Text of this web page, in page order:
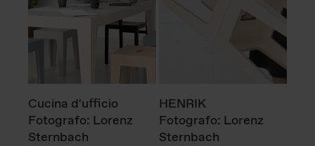
Cucina d'ufficio
Fotografo: Lorenz
Sternbach
HENRIK
Fotografo: Lorenz
Sternbach